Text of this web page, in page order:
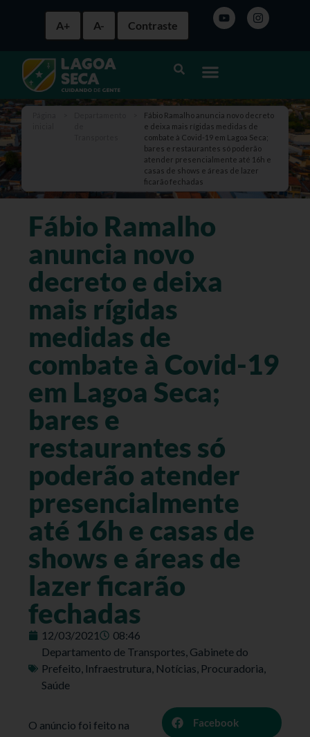
A+ A- Contraste
Fábio Ramalho anuncia novo decreto
e deixa mais rígidas medidas de
combate à Covid-19 em Lagoa Seca;
bares e restaurantes só poderão
atender presencialmente até 16h e
casas de shows e áreas de lazer
ficarão fechadas
Fábio Ramalho
anuncia novo
decreto e deixa
mais rígidas
medidas de
combate à Covid-19
em Lagoa Seca;
bares e
restaurantes só
poderão atender
presencialmente
até 16h e casas de
shows e áreas de
lazer ficarão
fechadas
12/03/2021
08:46
Departamento de Transportes, Gabinete do
Prefeito, Infraestrutura, Notícias, Procuradoria,
Saúde
O anúncio foi feito na
Facebook